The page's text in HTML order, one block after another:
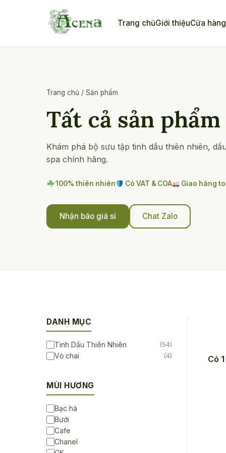
Trang chủGiới thiệuCửa hàng
Trang chủ / Sản phẩm
Tất cả sản phẩm
Khám phá bộ sưu tập tinh dầu thiên nhiên,
spa chính hãng.
100% thiên nhiên Có VAT & COA Giao hàng
Nhận báo giá sỉ Chat Zalo
DANH MỤC
Tinh Dầu Thiên Nhiên (54)
Vỏ chai (4)
MÙI HƯƠNG
Bạc hà
Bưởi
Cafe
Chanel
Có